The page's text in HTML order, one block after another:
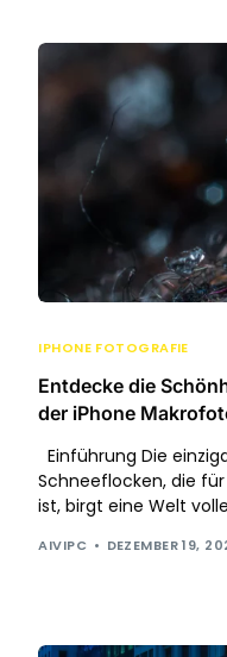
IPHONE FOTOGRAFIE
Entdecke die
der iPhone
Einführung Die
Schneeflocken, die
ist, birgt eine Welt
AIVIPC DEZEMBER 19,